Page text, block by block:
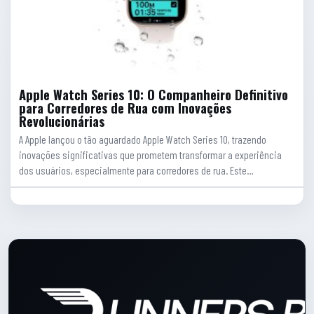
Apple Watch Series 10: O Companheiro Definitivo
para Corredores de Rua com Inovações
Revolucionárias
A Apple lançou o tão aguardado Apple Watch Series 10, trazendo
inovações significativas que prometem transformar a experiência
dos usuários, especialmente para corredores de rua. Este…
Rodape do site